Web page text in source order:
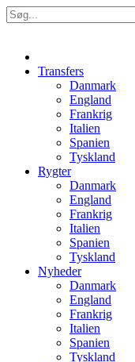
Transfers
Danmark
England
Frankrig
Italien
Spanien
Tyskland
Rygter
Danmark
England
Frankrig
Italien
Spanien
Tyskland
Nyheder
Danmark
England
Frankrig
Italien
Spanien
Tyskland